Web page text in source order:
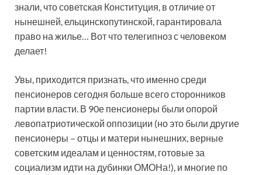
знали, что советская Конституция, в отличие от
нынешней, ельцинско­путинской, гарантировала
право на жилье… Вот что телегипноз с человеком
делает!
Увы, приходится признать, что именно среди
пенсионеров сегодня больше всего сторонников
партии власти. В 90­е пенсионеры были опорой
левопатриотической оппозиции (но это были другие
пенсионеры – отцы и матери нынешних, верные
советским идеалам и ценностям, готовые за
социализм идти на дубинки ОМОНа!), и многие по